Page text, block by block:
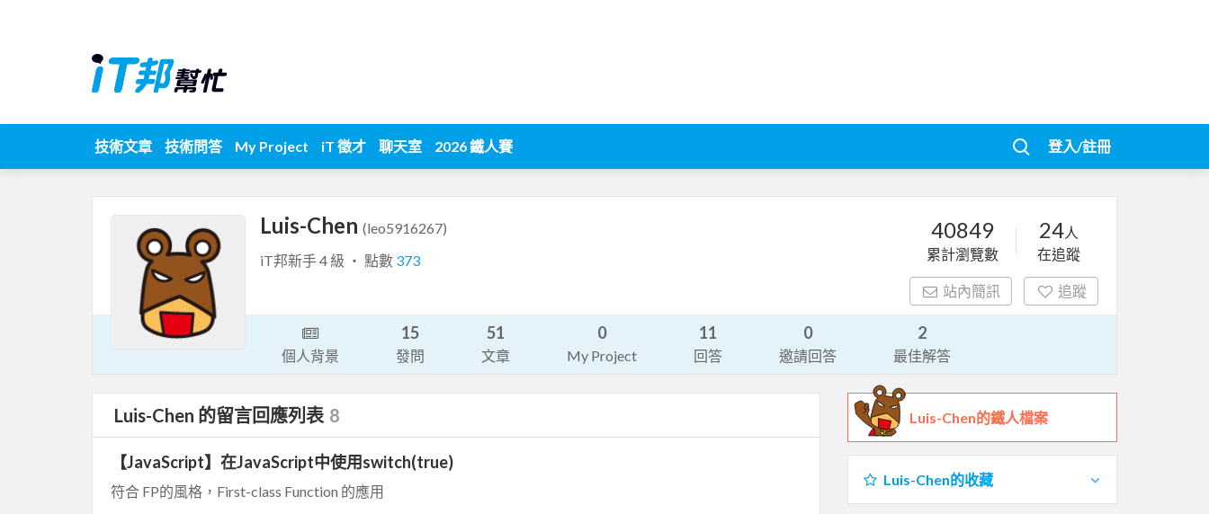
技術文章 技術問答 My Project iT 徵才 聊天室 2026 鐵人賽 登入/註冊
Luis-Chen (leo5916267)
iT邦新手 4 級 ‧ 點數 373
40849
累計瀏覽數
24人
在追蹤
站內簡訊 追蹤
個人背景
15
發問
51
文章
0
My Project
11
回答
0
邀請回答
2
最佳解答
Luis-Chen 的留言回應列表 8
【JavaScript】在JavaScript中使用switch(true)
符合 FP的風格，First-class Function 的應用
Luis-Chen的鐵人檔案
Luis-Chen的收藏